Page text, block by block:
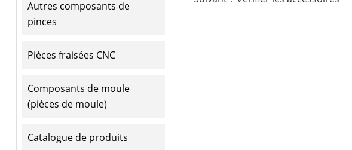
Autres composants de
pinces
Pièces fraisées CNC
Composants de moule
(pièces de moule)
Catalogue de produits